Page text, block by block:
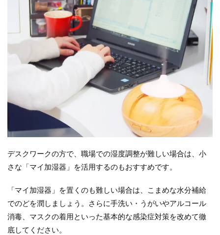
デスクワークの方で、職場での湿度調整が難しい場合は、小
さな「マイ加湿器」を活用するのもおすすめです。
「マイ加湿器」を置くのも難しい場合は、こまめな水分補給
でのどを潤しましょう。さらに手洗い・うがいやアルコール
消毒、マスクの着用といった基本的な感染症対策を改めて徹
底してください。